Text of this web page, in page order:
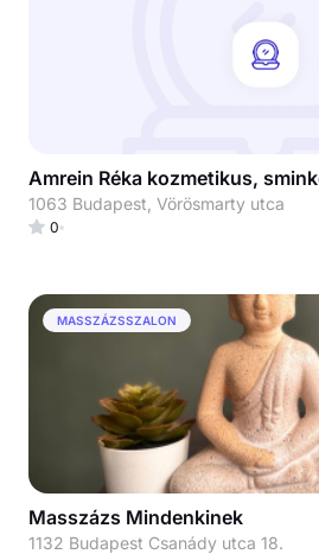
Amrein Réka kozmetikus,
1063 Budapest, Vörösmarty utca
0
MASSZÁZSSZALON
Masszázs Mindenkinek
1132 Budapest Csanády utca 18.